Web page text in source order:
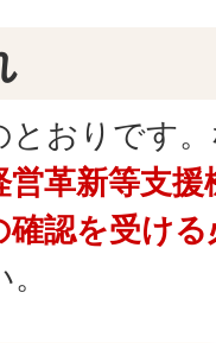
とおりです
革新等支
認を受け